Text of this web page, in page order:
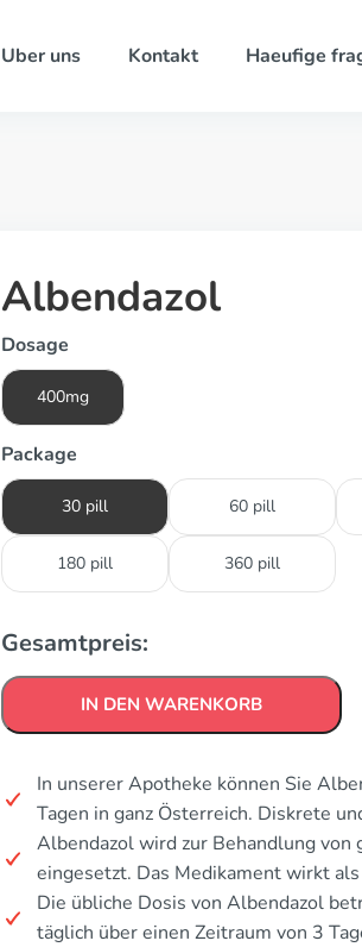
Uber uns Kontakt Haeufige
Albendazol
Dosage
400mg
Package
30 pill 60 pill
180 pill 360 pill
Gesamtpreis:
IN DEN WARENKORB
In unserer Apotheke können Sie
Tagen in ganz Österreich. Diskrete
Albendazol wird zur Behandlung
eingesetzt. Das Medikament wirkt
Die übliche Dosis von Albendazol
täglich über einen Zeitraum von 3